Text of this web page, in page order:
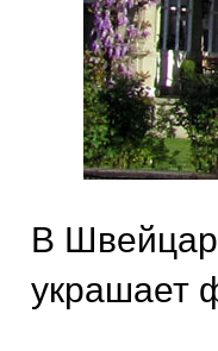
В
украшает